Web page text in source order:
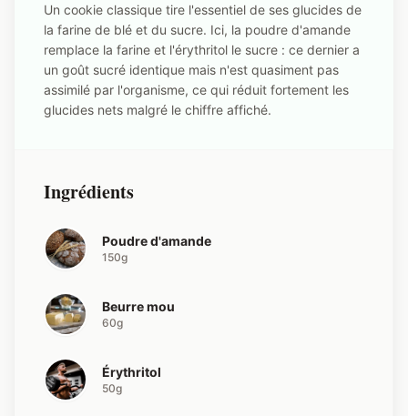
Un cookie classique tire l'essentiel de ses glucides de
la farine de blé et du sucre. Ici, la poudre d'amande
remplace la farine et l'érythritol le sucre : ce dernier a
un goût sucré identique mais n'est quasiment pas
assimilé par l'organisme, ce qui réduit fortement les
glucides nets malgré le chiffre affiché.
Ingrédients
Poudre d'amande
150g
Beurre mou
60g
Érythritol
50g